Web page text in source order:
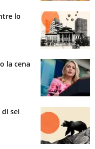
lo
la cena
di sei